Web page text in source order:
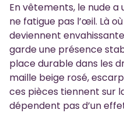
En vêtements, le nude
ne fatigue pas l’œil. Là
deviennent
garde une présence
place durable dans les
maille beige rosé,
ces pièces tiennent sur
dépendent pas d’un